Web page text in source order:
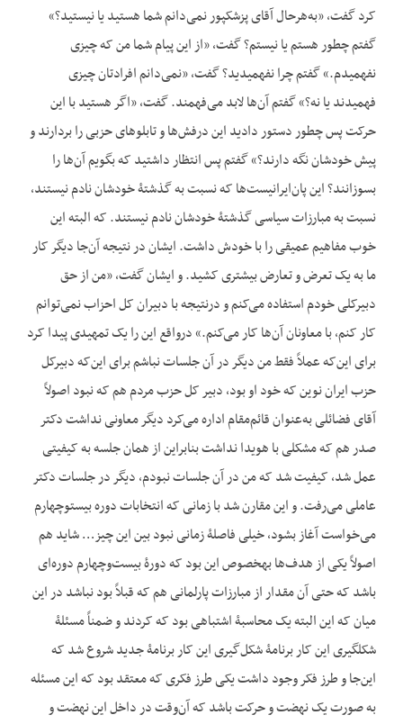
کرد گفت، «به‌هرحال آقای پزشک‎پور نمی‌دانم شما هستید یا نیستید؟»
گفتم چطور هستم یا نیستم؟ گفت، «از این پیام شما من که چیزی
نفهمیدم.» گفتم چرا نفهمیدید؟ گفت، «نمی‌دانم افرادتان چیزی
فهمیدند یا نه؟» گفتم آن‌ها لابد می‌فهمند. گفت، «اگر هستید با این
حرکت پس چطور دستور دادید این درفش‌ها و تابلو‌های حزبی را بردارند و
پیش خودشان نگه دارند؟» گفتم پس انتظار داشتید که بگویم آن‌ها را
بسوزانند؟ این پان‌ایرانیست‌ها که نسبت به گذشتۀ خودشان نادم نیستند،
نسبت به مبارزات سیاسی گذشتۀ خودشان نادم نیستند. که البته این
خوب مفاهیم عمیقی را با خودش داشت. ایشان در نتیجه آن‌جا دیگر کار
ما به یک تعرض و تعارض بیشتری کشید. و ایشان گفت، «من از حق
دبیرکلی خودم استفاده می‌کنم و درنتیجه با دبیران کل احزاب نمی‌توانم
کار کنم، با معاونان آن‌ها کار می‌کنم.» درواقع این را یک تمهیدی پیدا کرد
برای این‌که عملاً فقط من دیگر در آن جلسات نباشم برای این‌که دبیرکل
حزب ایران نوین که خود او بود، دبیر کل حزب مردم هم که نبود اصولاً
آقای فضائلی به‌عنوان قائم‌مقام اداره می‌کرد دیگر معاونی نداشت دکتر
صدر هم که مشکلی با هویدا نداشت بنابراین از همان جلسه به کیفیتی
عمل شد، کیفیت شد که من در آن جلسات نبودم، دیگر در جلسات دکتر
عاملی می‌رفت. و این مقارن شد با زمانی که انتخابات دوره بیست‎وچهارم
می‌خواست آغاز بشود، خیلی فاصلۀ زمانی نبود بین این چیز… شاید هم
اصولاً یکی از هدف‌ها به‎خصوص این بود که دورۀ بیست‌وچهارم دوره‌ای
باشد که حتی آن مقدار از مبارزات پارلمانی هم که قبلاً بود نباشد در این
میان که این البته یک محاسبۀ اشتباهی بود که کردند و ضمناً مسئلۀ
شکل‎گیری این کار برنامۀ شکل‌گیری این کار برنامۀ جدید شروع شد که
این‌جا و طرز فکر وجود داشت یکی طرز فکری که معتقد بود که این مسئله
به صورت یک نهضت و حرکت باشد که آن‌وقت در داخل این نهضت و